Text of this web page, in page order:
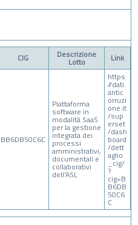
CIG Descrizione
Lotto Link
BB6DB50C6C
Piattaforma
software in
modalità SaaS
per la gestione
integrata dei
processi
amministrativi,
documentali e
collaborativi
dell'ASL
https:
//dati.
antic
orruzi
one.it
/sup
erset
/dash
board
/dett
aglio
_cig/
?
cig=B
B6DB
50C6
C